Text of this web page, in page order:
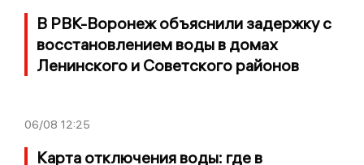
В РВК-Воронеж объяснили задержку с
восстановлением воды в домах
Ленинского и Советского районов
06/08 12:25
Карта отключения воды: где в